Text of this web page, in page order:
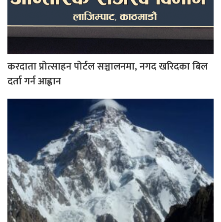
करदाता प्रोत्साहन पोर्टल सञ्चालनमा, नगद खरिदका बिल
दर्ता गर्न आह्वान